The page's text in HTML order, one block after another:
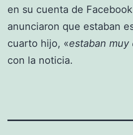
en su cuenta de
anunciaron que estaban
cuarto hijo, «estaban muy
con la noticia.